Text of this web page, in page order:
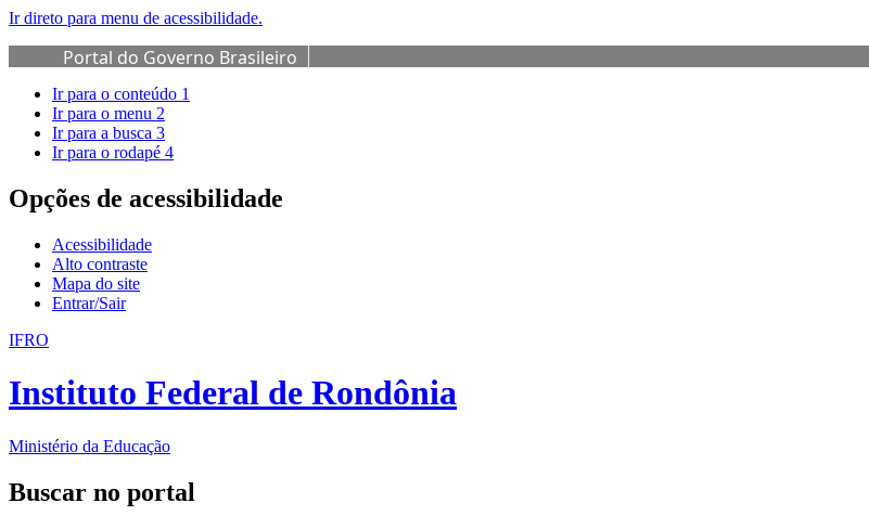
Ir direto para menu de acessibilidade.
Portal do Governo Brasileiro
Ir para o conteúdo 1
Ir para o menu 2
Ir para a busca 3
Ir para o rodapé 4
Opções de acessibilidade
Acessibilidade
Alto contraste
Mapa do site
Entrar/Sair
IFRO
Instituto Federal de Rondônia
Ministério da Educação
Buscar no portal